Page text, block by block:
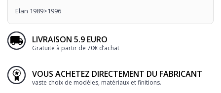
Elan 1989>1996
LIVRAISON 5.9 EURO
Gratuite à partir de 70€ d’achat
VOUS ACHETEZ DIRECTEMENT DU FABRICANT
vaste choix de modèles, matériaux et finitions.